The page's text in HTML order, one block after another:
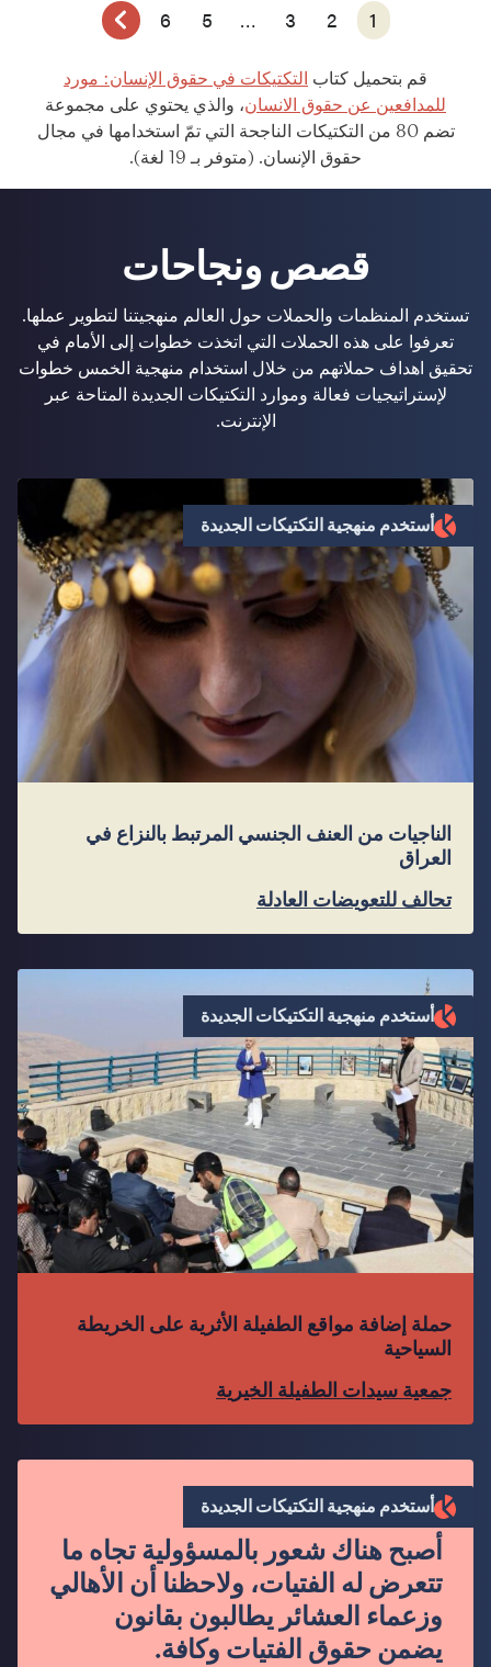
1
2
3
…
5
6
قم بتحميل كتاب التكتيكات في حقوق الإنسان: مورد
للمدافعين عن حقوق الانسان، والذي يحتوي على مجموعة
تضم 80 من التكتيكات الناجحة التي تمّ استخدامها في مجال
حقوق الإنسان. (متوفر بـ 19 لغة).
قصص ونجاحات
تستخدم المنظمات والحملات حول العالم منهجيتنا لتطوير عملها.
تعرفوا على هذه الحملات التي اتخذت خطوات إلى الأمام في
تحقيق اهداف حملاتهم من خلال استخدام منهجية الخمس خطوات
لإستراتيجيات فعالة وموارد التكتيكات الجديدة المتاحة عبر
الإنترنت.
الناجيات من العنف الجنسي المرتبط بالنزاع في
العراق
تحالف للتعويضات العادلة
أستخدم منهجية التكتيكات الجديدة
حملة إضافة مواقع الطفيلة الأثرية على الخريطة
السياحية
جمعية سيدات الطفيلة الخيرية
أستخدم منهجية التكتيكات الجديدة
”
أصبح هناك شعور بالمسؤولية تجاه ما
تتعرض له الفتيات، ولاحظنا أن الأهالي
وزعماء العشائر يطالبون بقانون
يضمن حقوق الفتيات وكافة.
أستخدم منهجية التكتيكات الجديدة